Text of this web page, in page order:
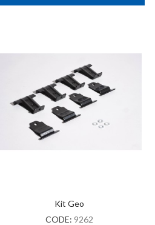
Kit Geo
CODE: 9262